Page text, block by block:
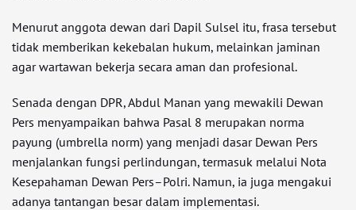
Menurut anggota dewan dari Dapil Sulsel itu, frasa tersebut
tidak memberikan kekebalan hukum, melainkan jaminan
agar wartawan bekerja secara aman dan profesional.
Senada dengan DPR, Abdul Manan yang mewakili Dewan
Pers menyampaikan bahwa Pasal 8 merupakan norma
payung (umbrella norm) yang menjadi dasar Dewan Pers
menjalankan fungsi perlindungan, termasuk melalui Nota
Kesepahaman Dewan Pers–Polri. Namun, ia juga mengakui
adanya tantangan besar dalam implementasi.